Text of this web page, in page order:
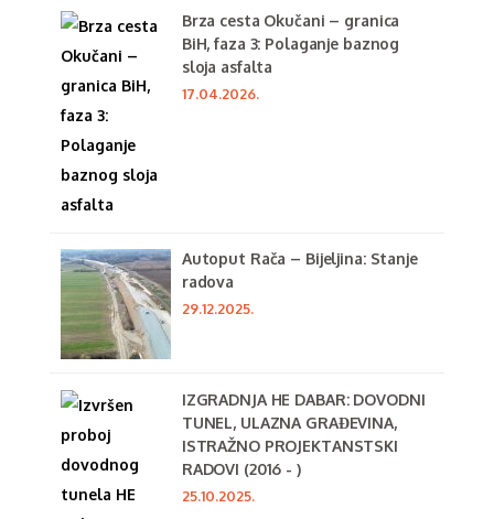
Brza cesta Okučani – granica
BiH, faza 3: Polaganje baznog
sloja asfalta
17.04.2026.
Autoput Rača – Bijeljina: Stanje
radova
29.12.2025.
IZGRADNJA HE DABAR: DOVODNI
TUNEL, ULAZNA GRAĐEVINA,
ISTRAŽNO PROJEKTANSTSKI
RADOVI (2016 - )
25.10.2025.